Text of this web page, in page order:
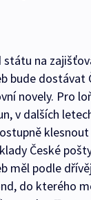
státu na
bude dostávat
novely. Pro
v dalších
České
měl podle
do kterého